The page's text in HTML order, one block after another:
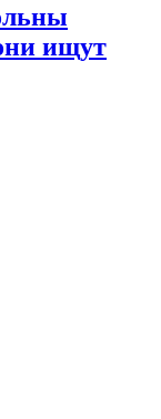
ищут